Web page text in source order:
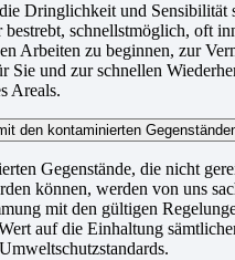
Dringlichkeit und Sensibilität
schnellstmöglich, oft
Arbeiten zu beginnen, zur
Sie und zur schnellen
Areals.
den kontaminierten
Gegenstände, die nicht
können, werden von uns
mit den gültigen
auf die Einhaltung